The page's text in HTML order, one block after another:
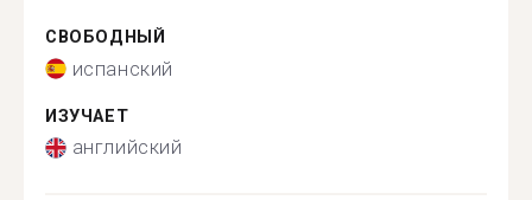
СВОБОДНЫЙ
испанский
ИЗУЧАЕТ
английский